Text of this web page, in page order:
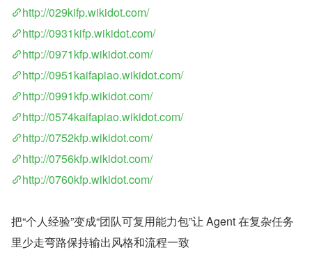
http://029kifp.wikidot.com/
http://0931kifp.wikidot.com/
http://0971kfp.wikidot.com/
http://0951kaifapiao.wikidot.com/
http://0991kfp.wikidot.com/
http://0574kaifapiao.wikidot.com/
http://0752kfp.wikidot.com/
http://0756kfp.wikidot.com/
http://0760kfp.wikidot.com/
把“个人经验”变成“团队可复用能力包”让 Agent 在复杂任务
里少走弯路保持输出风格和流程一致